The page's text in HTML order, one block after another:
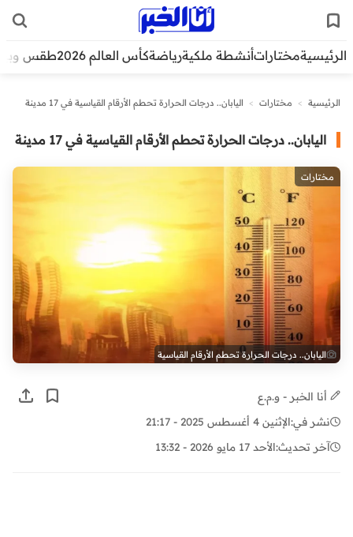
الرئيسيةمختاراتأنشطة ملكيةرياضةكأس العالم 2026 طقس
الرئيسية > مختارات > اليابان.. درجات الحرارة تحطم الأرقام القياسية في 17 مدينة
اليابان.. درجات الحرارة تحطم الأرقام القياسية في 17 مدينة
مختارات
اليابان.. درجات الحرارة تحطم الأرقام القياسية
أنا الخبر - و.م.ع
نشر في:الإثنين 4 أغسطس 2025 - 21:17
آخر تحديث:الأحد 17 مايو 2026 - 13:32